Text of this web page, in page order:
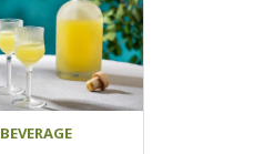
BEVERAGE